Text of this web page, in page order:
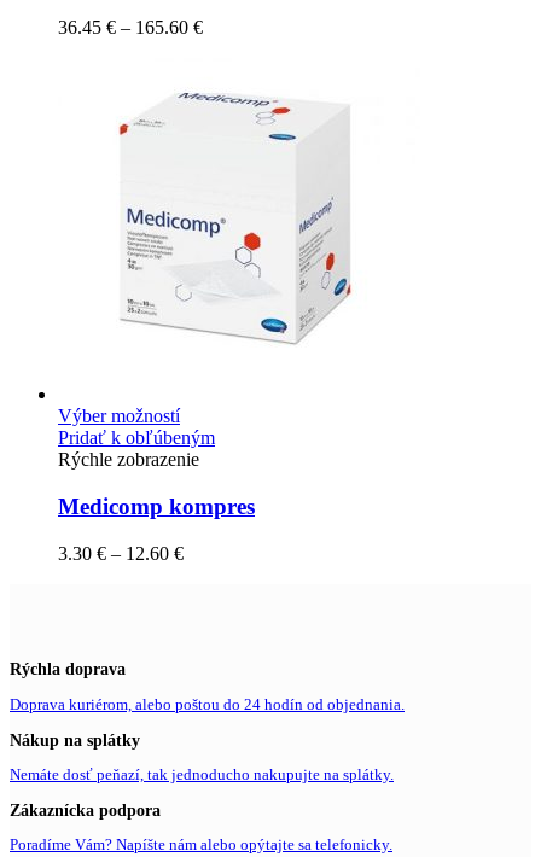
36.45 € – 165.60 €
Výber možností
Pridať k obľúbeným
Rýchle zobrazenie
Medicomp kompres
3.30 € – 12.60 €
Rýchla doprava
Doprava kuriérom, alebo poštou do 24 hodín od objednania.
Nákup na splátky
Nemáte dosť peňazí, tak jednoducho nakupujte na splátky.
Zákaznícka podpora
Poradíme Vám? Napíšte nám alebo opýtajte sa telefonicky.